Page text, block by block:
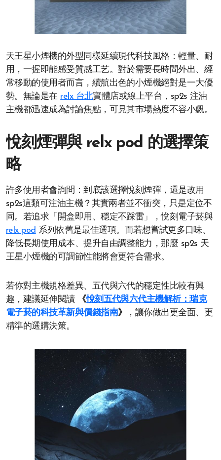
天王星小煙機的外型同樣延續現代科技風格：輕量、耐
用，一握即能感受質感工艺。對於需要長時間外出、經
常移動的使用者而言，續航出色的小煙機絕對是一大優
勢。無論是在 relx 台北實體店或線上平台，sp2s 注油
主機都迅速成為討論焦點，可見其市場熱度不容小覷。
悅刻煙彈與 relx pod 的選擇策
略
許多使用者會詢問：到底該選擇悅刻煙彈，還是改用
sp2s這類可注油主機？其實兩者並不衝突，只是定位不
同。若追求「開盒即用、穩定不踩雷」，悅刻電子菸與
relx pod 系列依舊是最佳選項。而若想嘗試更多口味、
降低長期使用成本、提升自由調整能力，那麼 sp2s 天
王星小煙機的可調節性能將會更符合需求。
若你對主機規格差異、五代與六代的穩定性比較有興
趣，建議延伸閱讀
《悅刻五代與六代主機解析：瑞克
電子菸的科技革新與價錢指南》
，讓你做出更全面、更
精準的選購決策。